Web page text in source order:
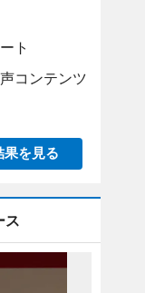
ト
コンテンツ
果を見る
ス